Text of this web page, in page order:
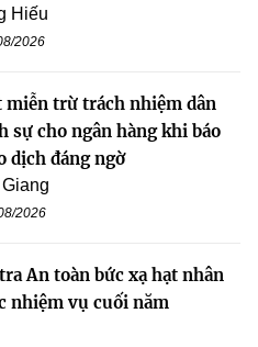
Hiếu
2026
miễn trừ trách nhiệm dân
sự cho ngân hàng khi báo
dịch đáng ngờ
2026
An toàn bức xạ hạt nhân
nhiệm vụ cuối năm